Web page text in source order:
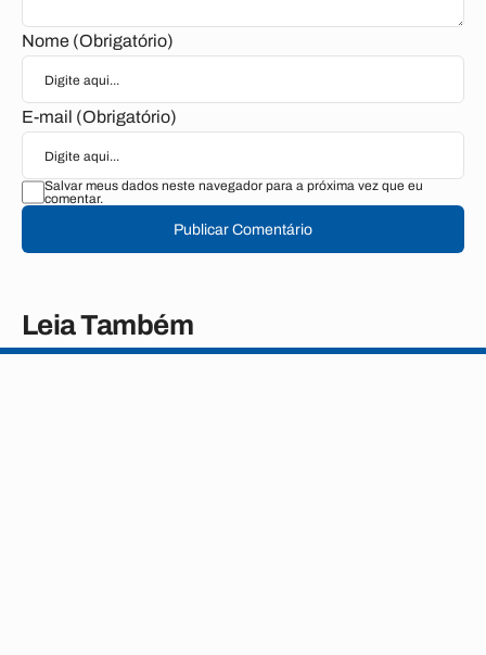
Nome (Obrigatório)
E-mail (Obrigatório)
Salvar meus dados neste navegador para a próxima vez que eu
comentar.
Publicar Comentário
Leia Também